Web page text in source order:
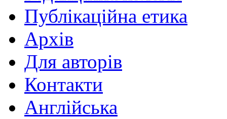
Публікаційна етика
Архів
Для авторів
Контакти
Англійська